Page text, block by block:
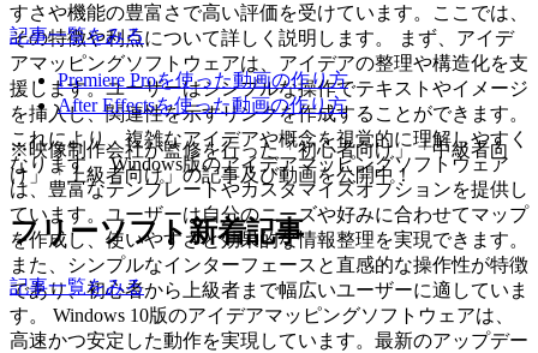
すさや機能の豊富さで高い評価を受けています。ここでは、
その特徴や利点について詳しく説明します。 まず、アイデ
アマッピングソフトウェアは、アイデアの整理や構造化を支
援します。ユーザーはシンプルな操作でテキストやイメージ
を挿入し、関連性を示すリンクを作成することができます。
これにより、複雑なアイデアや概念を視覚的に理解しやすく
なります。 Windows版のアイデアマッピングソフトウェア
は、豊富なテンプレートやカスタマイズオプションを提供し
ています。ユーザーは自分のニーズや好みに合わせてマップ
を作成し、使いやすさと効果的な情報整理を実現できます。
また、シンプルなインターフェースと直感的な操作性が特徴
であり、初心者から上級者まで幅広いユーザーに適していま
す。 Windows 10版のアイデアマッピングソフトウェアは、
高速かつ安定した動作を実現しています。最新のアップデー
記事一覧をみる
Premiere Proを使った動画の作り方
After Effectsを使った動画の作り方
※映像制作会社が監修を行った「初心者向け」「中級者向
け」「上級者向け」の記事及び動画を公開中！
フリーソフト新着記事
記事一覧をみる